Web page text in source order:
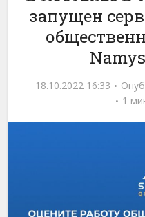
запущен
18.10.2022 16:33
1